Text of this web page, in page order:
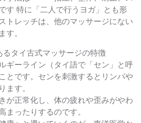
す 特に「二人で行うヨガ」とも形
トレッチは、他のマッサージにない
す。
タイ古式マッサージの特徴
ギーライン（タイ語で「セン」と呼
とです。センを刺激するとリンパや
ます。
が正常化し、体の疲れや歪みがやわ
まったりするのです。